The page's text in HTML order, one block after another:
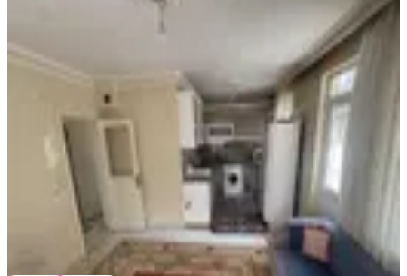
A K Mutludan Depozitosuz Kültürde
Eşyalı Giriş Kat 2+1 Daire
Kepez, Kültür Mahallesi
Düz Giriş (Zemin) · 06.08.2026
AK MUTLU EMLAK Mutlu İnanoğlu